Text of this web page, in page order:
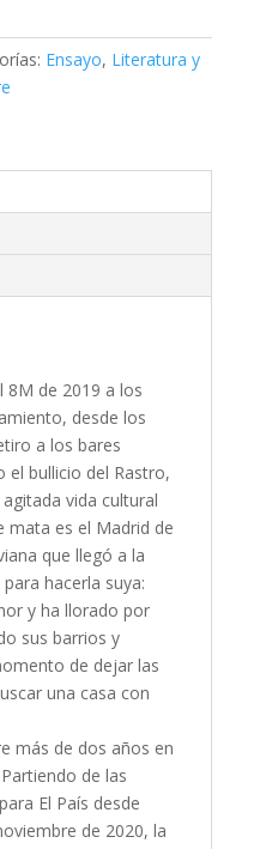
Ensayo, Literatura y
8M de 2019 a los
desde los
a los bares
el bullicio del Rastro,
vida cultural
mata es el Madrid de
que llegó a la
hacerla suya:
y ha llorado por
sus barrios y
de dejar las
una casa con
más de dos años en
de las
El País desde
de 2020, la